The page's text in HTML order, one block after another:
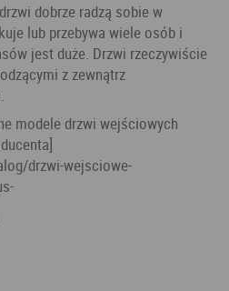
dobrze radzą sobie w
lub przebywa wiele osób i
jest duże. Drzwi rzeczywiście
z zewnątrz
modele drzwi wejściowych
drzwi-wejsciowe-